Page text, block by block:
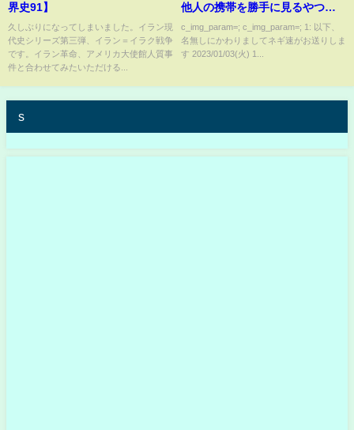
界史91】
久しぶりになってしまいました。イラン現
代史シリーズ第三弾、イラン＝イラク戦争
です。イラン革命、アメリカ大使館人質事
件と合わせてみたいただける...
他人の携帯を勝手に見るやつも
クズ
c_img_param=; c_img_param=; 1: 以下、
名無しにかわりましてネギ速がお送りしま
す 2023/01/03(火) 1...
s